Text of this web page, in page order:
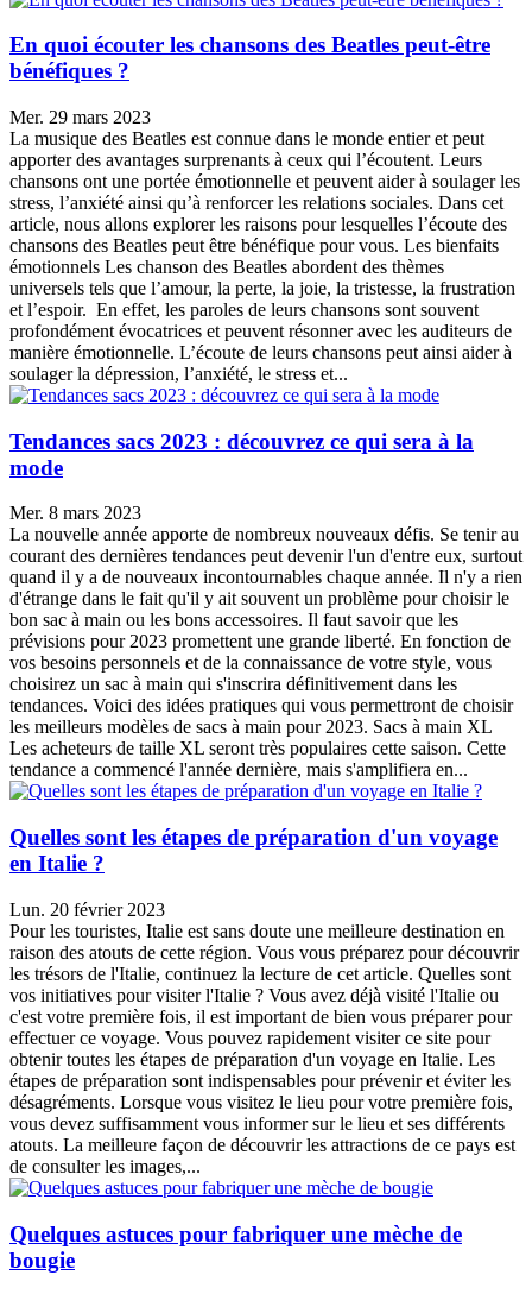
En quoi écouter les chansons des Beatles peut-être
bénéfiques ?
Mer. 29 mars 2023
La musique des Beatles est connue dans le monde entier et peut
apporter des avantages surprenants à ceux qui l’écoutent. Leurs
chansons ont une portée émotionnelle et peuvent aider à soulager les
stress, l’anxiété ainsi qu’à renforcer les relations sociales. Dans cet
article, nous allons explorer les raisons pour lesquelles l’écoute des
chansons des Beatles peut être bénéfique pour vous. Les bienfaits
émotionnels Les chanson des Beatles abordent des thèmes
universels tels que l’amour, la perte, la joie, la tristesse, la frustration
et l’espoir. En effet, les paroles de leurs chansons sont souvent
profondément évocatrices et peuvent résonner avec les auditeurs de
manière émotionnelle. L’écoute de leurs chansons peut ainsi aider à
soulager la dépression, l’anxiété, le stress et...
Tendances sacs 2023 : découvrez ce qui sera à la
mode
Mer. 8 mars 2023
La nouvelle année apporte de nombreux nouveaux défis. Se tenir au
courant des dernières tendances peut devenir l'un d'entre eux, surtout
quand il y a de nouveaux incontournables chaque année. Il n'y a rien
d'étrange dans le fait qu'il y ait souvent un problème pour choisir le
bon sac à main ou les bons accessoires. Il faut savoir que les
prévisions pour 2023 promettent une grande liberté. En fonction de
vos besoins personnels et de la connaissance de votre style, vous
choisirez un sac à main qui s'inscrira définitivement dans les
tendances. Voici des idées pratiques qui vous permettront de choisir
les meilleurs modèles de sacs à main pour 2023. Sacs à main XL
Les acheteurs de taille XL seront très populaires cette saison. Cette
tendance a commencé l'année dernière, mais s'amplifiera en...
Quelles sont les étapes de préparation d'un voyage
en Italie ?
Lun. 20 février 2023
Pour les touristes, Italie est sans doute une meilleure destination en
raison des atouts de cette région. Vous vous préparez pour découvrir
les trésors de l'Italie, continuez la lecture de cet article. Quelles sont
vos initiatives pour visiter l'Italie ? Vous avez déjà visité l'Italie ou
c'est votre première fois, il est important de bien vous préparer pour
effectuer ce voyage. Vous pouvez rapidement visiter ce site pour
obtenir toutes les étapes de préparation d'un voyage en Italie. Les
étapes de préparation sont indispensables pour prévenir et éviter les
désagréments. Lorsque vous visitez le lieu pour votre première fois,
vous devez suffisamment vous informer sur le lieu et ses différents
atouts. La meilleure façon de découvrir les attractions de ce pays est
de consulter les images,...
Quelques astuces pour fabriquer une mèche de
bougie